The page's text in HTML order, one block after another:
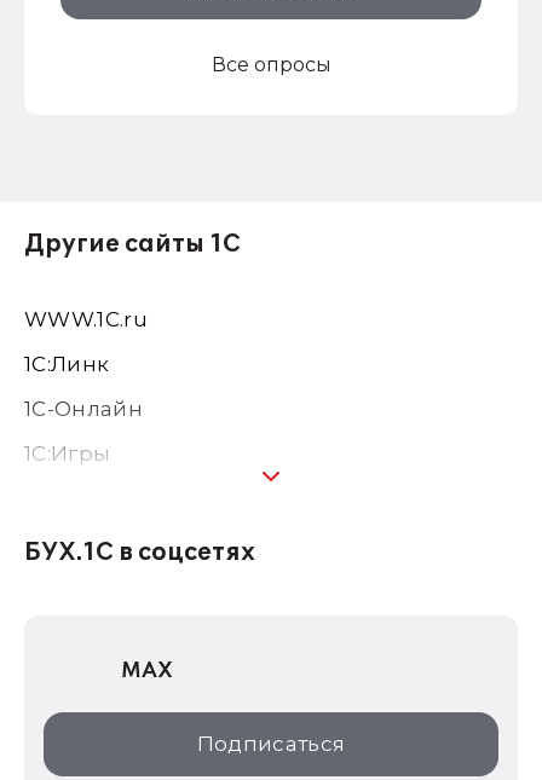
Все опросы
Другие сайты 1С
WWW.1С.ru
1С:Линк
1С-Онлайн
1C:Игры
1С:Консалтинг
1С:Дистрибьюция
1С:Образование
ИТС.1C.ru
БУХ.1С в соцсетях
MAX
Подписаться